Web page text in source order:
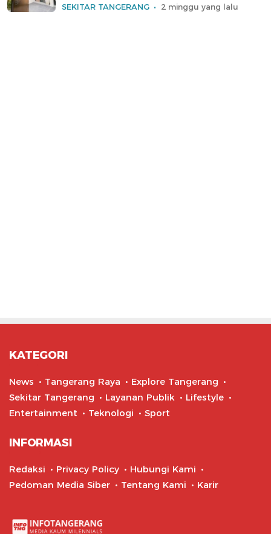
SEKITAR TANGERANG 2 minggu yang lalu
KATEGORI
News Tangerang Raya
Explore Tangerang
Sekitar Tangerang
Layanan Publik
Lifestyle
Entertainment
Teknologi Sport
INFORMASI
Redaksi Privacy Policy
Hubungi Kami
Pedoman Media Siber
Tentang Kami Karir